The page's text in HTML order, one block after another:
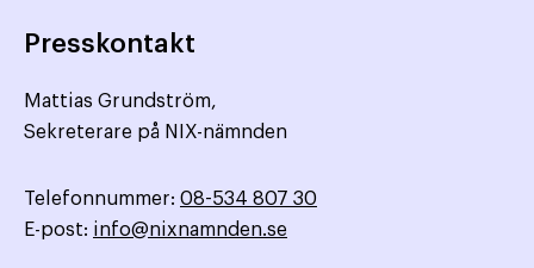
Presskontakt
Mattias Grundström,
Sekreterare på NIX-nämnden
Telefonnummer: 08-534 807 30
E-post: info@nixnamnden.se